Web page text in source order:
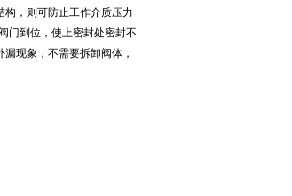
，则可防止工作介质压力
门到位，使上密封处密封不
现象，不需要拆卸阀体，